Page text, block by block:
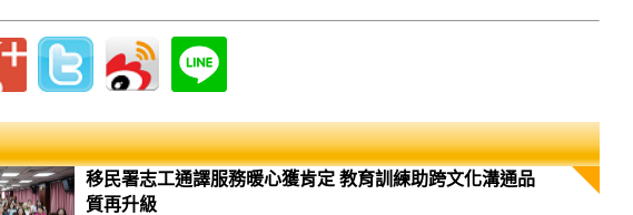
移民署志工通譯服務暖心獲肯定 教育訓練助跨文化溝通品
質再升級